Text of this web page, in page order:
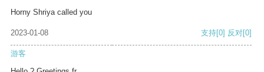
Horny Shriya called you
2023-01-08 支持[0] 反对[0]
游客